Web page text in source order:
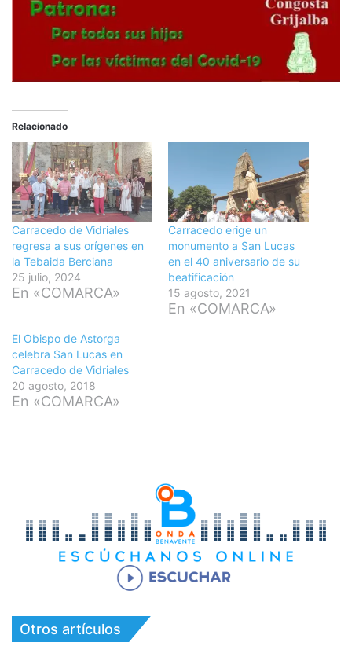
Relacionado
Carracedo de Vidriales
regresa a sus orígenes en
la Tebaida Berciana
25 julio, 2024
En «COMARCA»
Carracedo erige un
monumento a San Lucas
en el 40 aniversario de su
beatificación
15 agosto, 2021
En «COMARCA»
El Obispo de Astorga
celebra San Lucas en
Carracedo de Vidriales
20 agosto, 2018
En «COMARCA»
Otros artículos